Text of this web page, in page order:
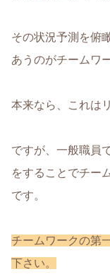
その状況予測を俯
あうのがチームワ
本来なら、これは
ですが、一般職員
をすることでチー
です。
チームワークの第
下さい。